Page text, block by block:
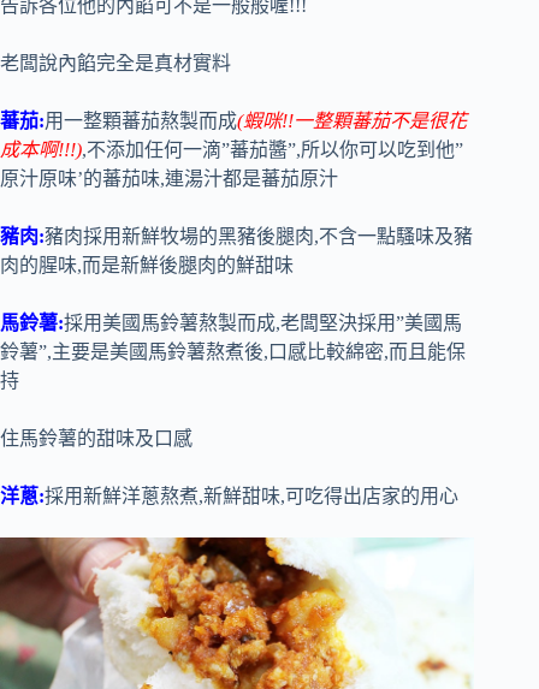
告訴各位他的內餡可不是一般般喔!!!
老闆說內餡完全是真材實料
蕃茄:用一整顆蕃茄熬製而成(蝦咪!!一整顆蕃茄不是很花
成本啊!!!),不添加任何一滴”蕃茄醬”,所以你可以吃到他”
原汁原味’的蕃茄味,連湯汁都是蕃茄原汁
豬肉:豬肉採用新鮮牧場的黑豬後腿肉,不含一點騷味及豬
肉的腥味,而是新鮮後腿肉的鮮甜味
馬鈴薯:採用美國馬鈴薯熬製而成,老闆堅決採用”美國馬
鈴薯”,主要是美國馬鈴薯熬煮後,口感比較綿密,而且能保
持
住馬鈴薯的甜味及口感
洋蔥:採用新鮮洋蔥熬煮,新鮮甜味,可吃得出店家的用心